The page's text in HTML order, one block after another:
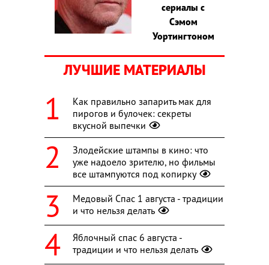
сериалы с
Сэмом
Уортингтоном
ЛУЧШИЕ МАТЕРИАЛЫ
Как правильно запарить мак для
пирогов и булочек: секреты
вкусной выпечки
Злодейские штампы в кино: что
уже надоело зрителю, но фильмы
все штампуются под копирку
Медовый Спас 1 августа - традиции
и что нельзя делать
Яблочный спас 6 августа -
традиции и что нельзя делать